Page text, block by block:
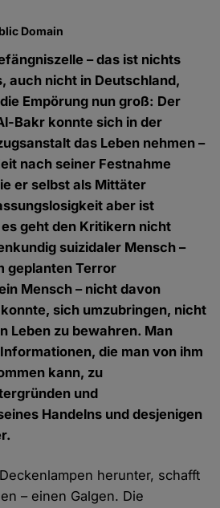
Domain
– das ist nichts
auch nicht in Deutschland,
Empörung nun groß: Der
Bakr konnte sich in der
das Leben nehmen –
nach seiner Festnahme
er selbst als Mittäter
aber ist
geht den Kritikern nicht
suizidaler Mensch –
geplanten Terror
Mensch – nicht davon
sich umzubringen, nicht
Leben zu bewahren. Man
die man von ihm
kann, zu
und
Handelns und desjenigen
herunter, schafft
– einen Galgen. Die